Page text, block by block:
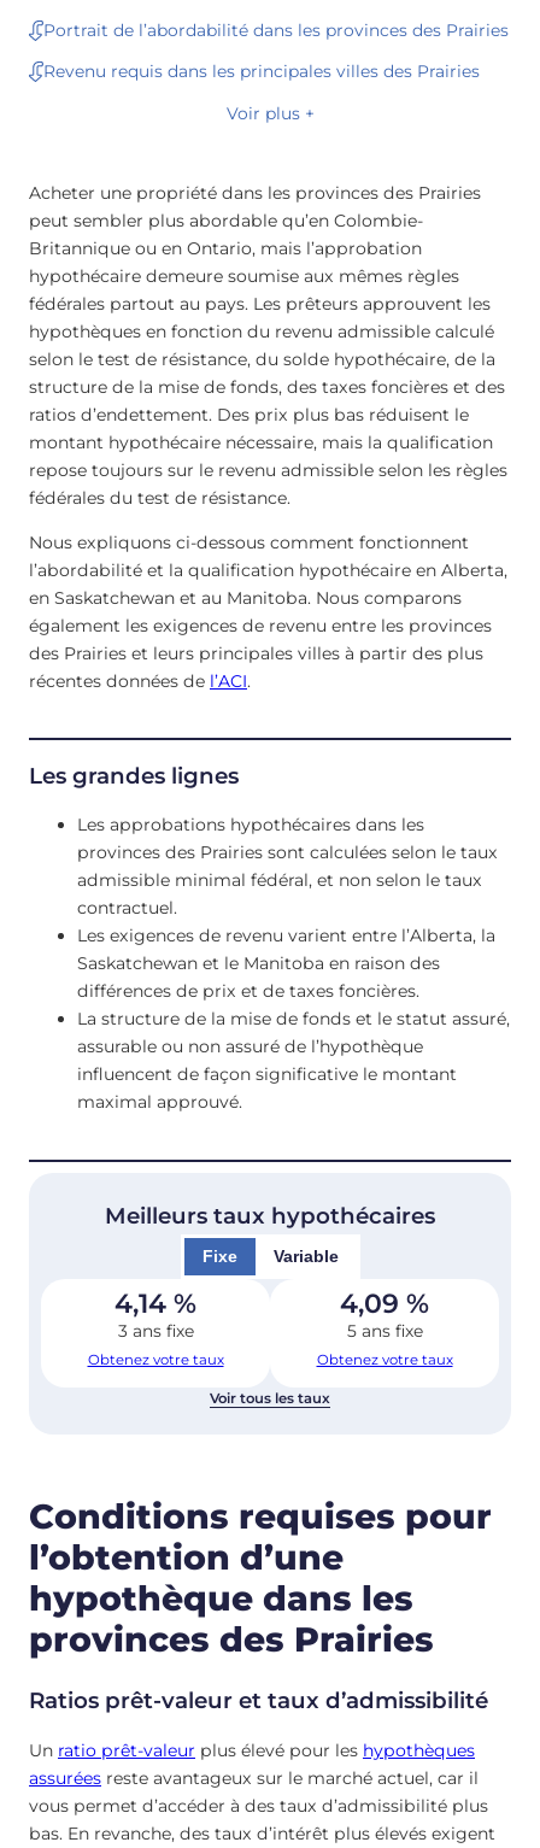
Portrait de l’abordabilité dans les provinces des Prairies
Revenu requis dans les principales villes des Prairies
Voir plus +
Acheter une propriété dans les provinces des Prairies
peut sembler plus abordable qu’en Colombie-
Britannique ou en Ontario, mais l’approbation
hypothécaire demeure soumise aux mêmes règles
fédérales partout au pays. Les prêteurs approuvent les
hypothèques en fonction du revenu admissible calculé
selon le test de résistance, du solde hypothécaire, de la
structure de la mise de fonds, des taxes foncières et des
ratios d’endettement. Des prix plus bas réduisent le
montant hypothécaire nécessaire, mais la qualification
repose toujours sur le revenu admissible selon les règles
fédérales du test de résistance.
Nous expliquons ci-dessous comment fonctionnent
l’abordabilité et la qualification hypothécaire en Alberta,
en Saskatchewan et au Manitoba. Nous comparons
également les exigences de revenu entre les provinces
des Prairies et leurs principales villes à partir des plus
récentes données de l’ACI.
Les grandes lignes
Les approbations hypothécaires dans les
provinces des Prairies sont calculées selon le taux
admissible minimal fédéral, et non selon le taux
contractuel.
Les exigences de revenu varient entre l’Alberta, la
Saskatchewan et le Manitoba en raison des
différences de prix et de taxes foncières.
La structure de la mise de fonds et le statut assuré,
assurable ou non assuré de l’hypothèque
influencent de façon significative le montant
maximal approuvé.
Meilleurs taux hypothécaires
Fixe Variable
4,14 %
3 ans fixe
Obtenez votre taux
4,09 %
5 ans fixe
Obtenez votre taux
Voir tous les taux
Conditions requises pour
l’obtention d’une
hypothèque dans les
provinces des Prairies
Ratios prêt-valeur et taux d’admissibilité
Un ratio prêt-valeur plus élevé pour les hypothèques
assurées reste avantageux sur le marché actuel, car il
vous permet d’accéder à des taux d’admissibilité plus
bas. En revanche, des taux d’intérêt plus élevés exigent